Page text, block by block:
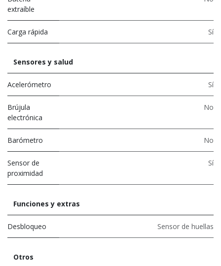
extraíble
Carga rápida Sí
Sensores y salud
Acelerómetro Sí
Brújula
electrónica
No
Barómetro No
Sensor de
proximidad
Sí
Funciones y extras
Desbloqueo Sensor de huellas
Otros